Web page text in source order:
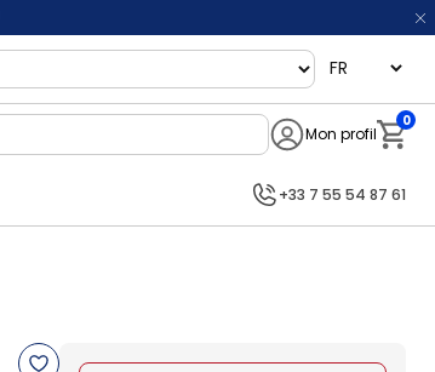
language
Mon profil
0
+33 7 55 54 87 61